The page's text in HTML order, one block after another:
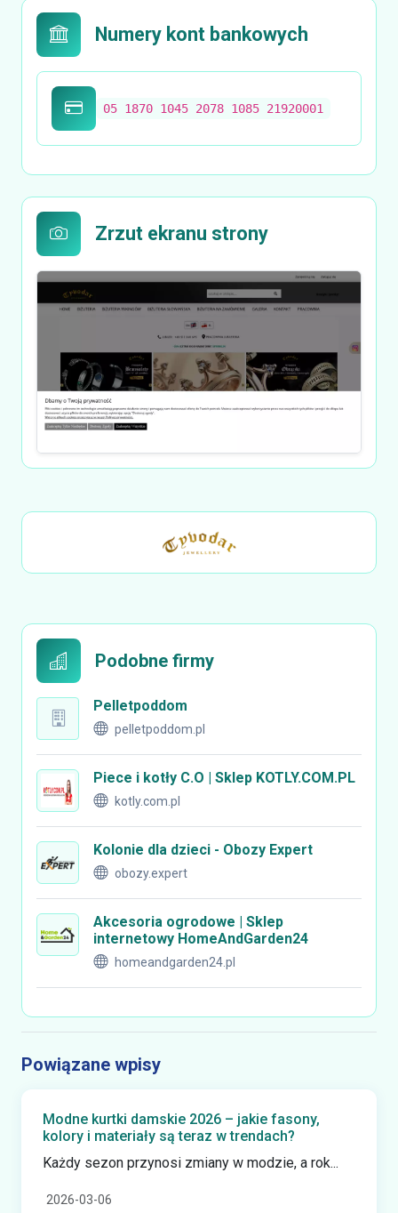
Numery kont bankowych
05 1870 1045 2078 1085 21920001
Zrzut ekranu strony
Podobne firmy
Pelletpoddom
pelletpoddom.pl
Piece i kotły C.O | Sklep KOTLY.COM.PL
kotly.com.pl
Kolonie dla dzieci - Obozy Expert
obozy.expert
Akcesoria ogrodowe | Sklep
internetowy HomeAndGarden24
homeandgarden24.pl
Powiązane wpisy
Modne kurtki damskie 2026 – jakie fasony,
kolory i materiały są teraz w trendach?
Każdy sezon przynosi zmiany w modzie, a rok...
2026-03-06